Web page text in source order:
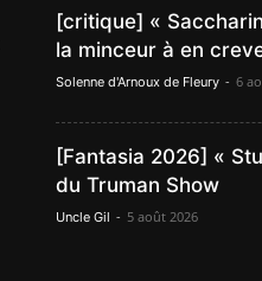
[critique] «
la minceur à en
Solenne d'Arnoux de Fleury - 6
[Fantasia 2026] «
du Truman Show
Uncle Gil - 5 août 2026